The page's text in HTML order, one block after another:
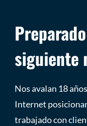
siguiente
Nos avalan 18
Internet
trabajado con